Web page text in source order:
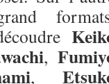
,
,